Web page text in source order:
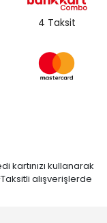
4 Taksit
kullanarak
alışverişlerde